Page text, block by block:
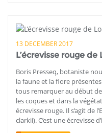
13 DECEMBER 2017
L’écrevisse rouge de
Boris Presseq, botaniste
la faune et la flore
tous remarquer au début de
les coques et dans la
écrevisse rouge. Il s’agit de
clarkii). C’est une